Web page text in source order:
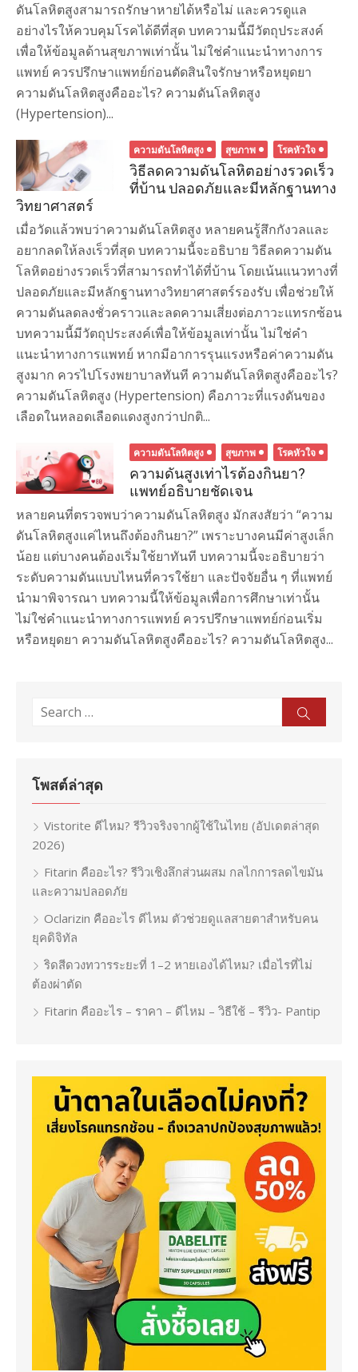
ดันโลหิตสูงสามารถรักษาหายได้หรือไม่ และควรดูแล
อย่างไรให้ควบคุมโรคได้ดีที่สุด บทความนี้มีวัตถุประสงค์
เพื่อให้ข้อมูลด้านสุขภาพเท่านั้น ไม่ใช่คำแนะนำทางการ
แพทย์ ควรปรึกษาแพทย์ก่อนตัดสินใจรักษาหรือหยุดยา
ความดันโลหิตสูงคืออะไร? ความดันโลหิตสูง
(Hypertension)...
ความดันโลหิตสูง สุขภาพ โรคหัวใจ
วิธีลดความดันโลหิตอย่างรวดเร็ว
ที่บ้าน ปลอดภัยและมีหลักฐานทาง
วิทยาศาสตร์
เมื่อวัดแล้วพบว่าความดันโลหิตสูง หลายคนรู้สึกกังวลและ
อยากลดให้ลงเร็วที่สุด บทความนี้จะอธิบาย วิธีลดความดัน
โลหิตอย่างรวดเร็วที่สามารถทำได้ที่บ้าน โดยเน้นแนวทางที่
ปลอดภัยและมีหลักฐานทางวิทยาศาสตร์รองรับ เพื่อช่วยให้
ความดันลดลงชั่วคราวและลดความเสี่ยงต่อภาวะแทรกซ้อน
บทความนี้มีวัตถุประสงค์เพื่อให้ข้อมูลเท่านั้น ไม่ใช่คำ
แนะนำทางการแพทย์ หากมีอาการรุนแรงหรือค่าความดัน
สูงมาก ควรไปโรงพยาบาลทันที ความดันโลหิตสูงคืออะไร?
ความดันโลหิตสูง (Hypertension) คือภาวะที่แรงดันของ
เลือดในหลอดเลือดแดงสูงกว่าปกติ...
ความดันโลหิตสูง สุขภาพ โรคหัวใจ
ความดันสูงเท่าไรต้องกินยา?
แพทย์อธิบายชัดเจน
หลายคนที่ตรวจพบว่าความดันโลหิตสูง มักสงสัยว่า “ความ
ดันโลหิตสูงแค่ไหนถึงต้องกินยา?” เพราะบางคนมีค่าสูงเล็ก
น้อย แต่บางคนต้องเริ่มใช้ยาทันที บทความนี้จะอธิบายว่า
ระดับความดันแบบไหนที่ควรใช้ยา และปัจจัยอื่น ๆ ที่แพทย์
นำมาพิจารณา บทความนี้ให้ข้อมูลเพื่อการศึกษาเท่านั้น
ไม่ใช่คำแนะนำทางการแพทย์ ควรปรึกษาแพทย์ก่อนเริ่ม
หรือหยุดยา ความดันโลหิตสูงคืออะไร? ความดันโลหิตสูง...
Search
โพสต์ล่าสุด
Vistorite ดีไหม? รีวิวจริงจากผู้ใช้ในไทย (อัปเดตล่าสุด
2026)
Fitarin คืออะไร? รีวิวเชิงลึกส่วนผสม กลไกการลดไขมัน
และความปลอดภัย
Oclarizin คืออะไร ดีไหม ตัวช่วยดูแลสายตาสำหรับคน
ยุคดิจิทัล
ริดสีดวงทวารระยะที่ 1–2 หายเองได้ไหม? เมื่อไรที่ไม่
ต้องผ่าตัด
Fitarin คืออะไร – ราคา – ดีไหม – วิธีใช้ – รีวิว- Pantip